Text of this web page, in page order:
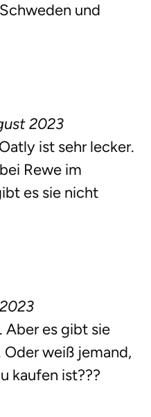
und
2023
ist sehr lecker.
Rewe im
es sie nicht
Aber es gibt sie
weiß jemand,
kaufen ist???